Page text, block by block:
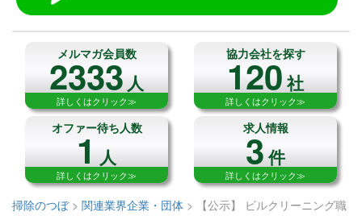
メルマガ会員数
2333人
詳しくはクリック≫
協力会社を探す
120社
詳しくはクリック≫
オファー待ち人数
1人
詳しくはクリック≫
求人情報
3件
詳しくはクリック≫
掃除のつぼ> 関連業界企業・団体 >
【公示】 ビルクリーニング職